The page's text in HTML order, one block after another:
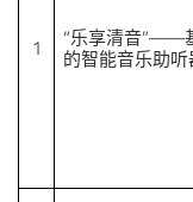
1
“乐享清音”——
的智能音乐助听